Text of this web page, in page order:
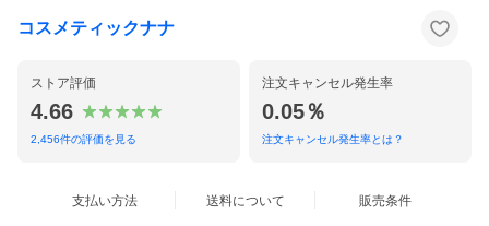
コスメティックナナ
ストア評価
4.66
2,456件の評価を見る
注文キャンセル発生率
0.05％
注文キャンセル発生率とは？
支払い方法 送料について 販売条件